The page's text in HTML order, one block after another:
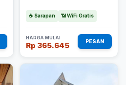
☕ Sarapan 📶 WiFi Gratis
HARGA MULAI
Rp 365.645 PESAN